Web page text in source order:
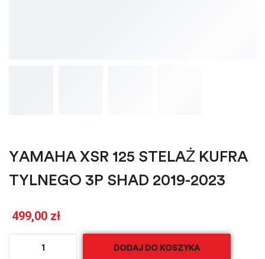
YAMAHA XSR 125 STELAŻ KUFRA
TYLNEGO 3P SHAD 2019-2023
499,00 zł
DODAJ DO KOSZYKA